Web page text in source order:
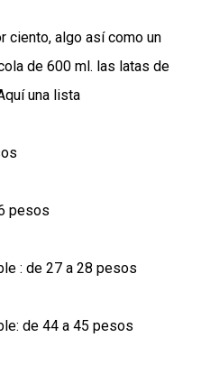
ciento, algo así como un
de 600 ml. las latas de
una lista
pesos
: de 27 a 28 pesos
de 44 a 45 pesos